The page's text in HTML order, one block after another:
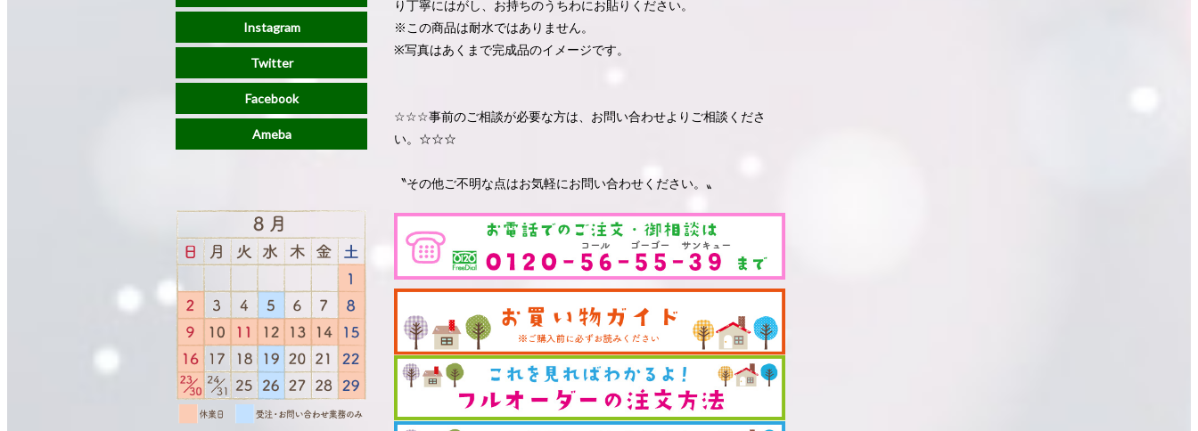
り丁寧にはがし、お持ちのうちわにお貼りください。
※この商品は耐水ではありません。
※写真はあくまで完成品のイメージです。
☆☆☆事前のご相談が必要な方は、お問い合わせよりご相談くださ
い。☆☆☆
〝その他ご不明な点はお気軽にお問い合わせください。〟
Instagram
Twitter
Facebook
Ameba